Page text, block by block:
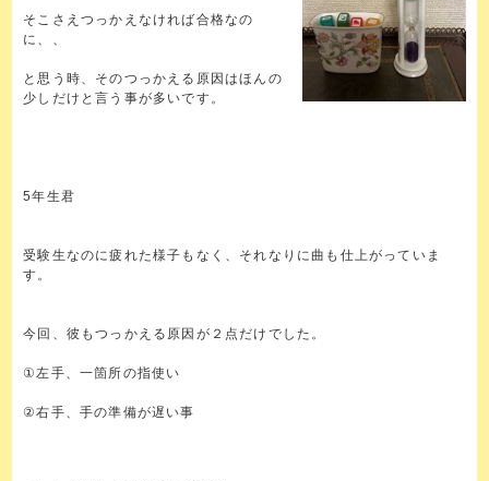
そこさえつっかえなければ合格なの
に、、
と思う時、そのつっかえる原因はほんの
少しだけと言う事が多いです。
5年生君
受験生なのに疲れた様子もなく、それなりに曲も仕上がっていま
す。
今回、彼もつっかえる原因が２点だけでした。
①左手、一箇所の指使い
②右手、手の準備が遅い事